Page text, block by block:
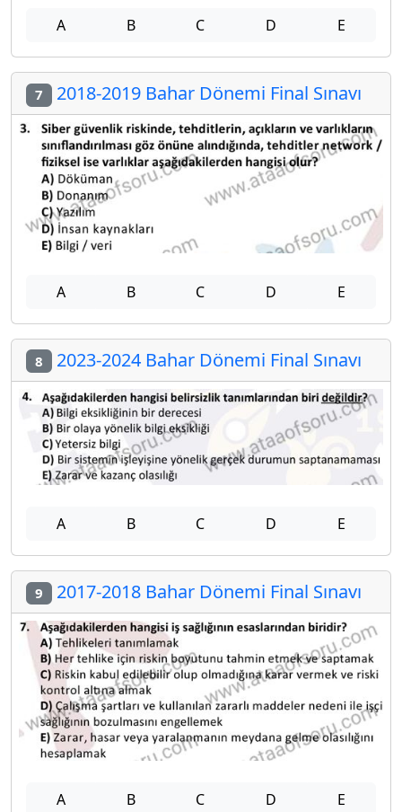
A B C D E
7 2018-2019 Bahar Dönemi Final Sınavı
A B C D E
8 2023-2024 Bahar Dönemi Final Sınavı
A B C D E
9 2017-2018 Bahar Dönemi Final Sınavı
A B C D E